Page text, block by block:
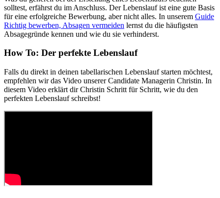
solltest, erfährst du im Anschluss. Der Lebenslauf ist eine gute Basis
für eine erfolgreiche Bewerbung, aber nicht alles. In unserem Guide
Richtig bewerben, Absagen vermeiden lernst du die häufigsten
Absagegründe kennen und wie du sie verhinderst.
How To: Der perfekte Lebenslauf
Falls du direkt in deinen tabellarischen Lebenslauf starten möchtest,
empfehlen wir das Video unserer Candidate Managerin Christin. In
diesem Video erklärt dir Christin Schritt für Schritt, wie du den
perfekten Lebenslauf schreibst!